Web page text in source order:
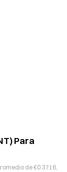
Para
de €0.3716,